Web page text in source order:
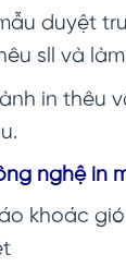
duyệt
sll và
in thêu
nghệ in
khoác gió